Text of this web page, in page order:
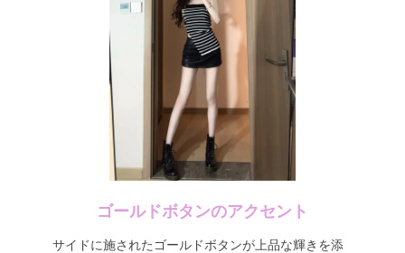
ゴールドボタンのアクセント
サイドに施されたゴールドボタンが上品な輝きを添